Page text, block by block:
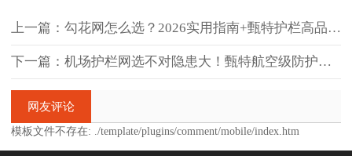
上一篇：勾花网怎么选？2026实用指南+甄特护栏高品质勾花网，场景全
下一篇：机场护栏网选不对隐患大！甄特航空级防护，20年耐用+防入侵不
网友评论
模板文件不存在: ./template/plugins/comment/mobile/index.htm